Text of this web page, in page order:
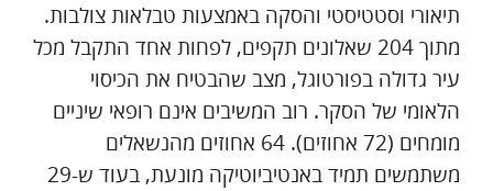
תיאורי וסטטיסטי והסקה באמצעות טבלאות צולבות.
מתוך 204 שאלונים תקפים, לפחות אחד התקבל מכל
עיר גדולה בפורטוגל, מצב שהבטיח את הכיסוי
הלאומי של הסקר. רוב המשיבים אינם רופאי שיניים
מומחים (72 אחוזים). 64 אחוזים מהנשאלים
משתמשים תמיד באנטיביוטיקה מונעת, בעוד ש-29